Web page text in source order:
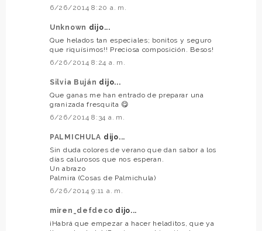
6/26/2014 8:20 a. m.
Unknown dijo...
Que helados tan especiales; bonitos y seguro
que riquísimos!! Preciosa composición. Besos!
6/26/2014 8:24 a. m.
Silvia Buján dijo...
Que ganas me han entrado de preparar una
granizada fresquita 😋
6/26/2014 8:34 a. m.
PALMICHULA dijo...
Sin duda colores de verano que dan sabor a los
días calurosos que nos esperan.
Un abrazo
Palmira (Cosas de Palmichula)
6/26/2014 9:11 a. m.
miren_defdeco dijo...
¡Habrá que empezar a hacer heladitos, que ya